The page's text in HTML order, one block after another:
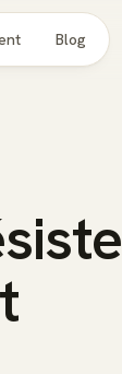
Blog